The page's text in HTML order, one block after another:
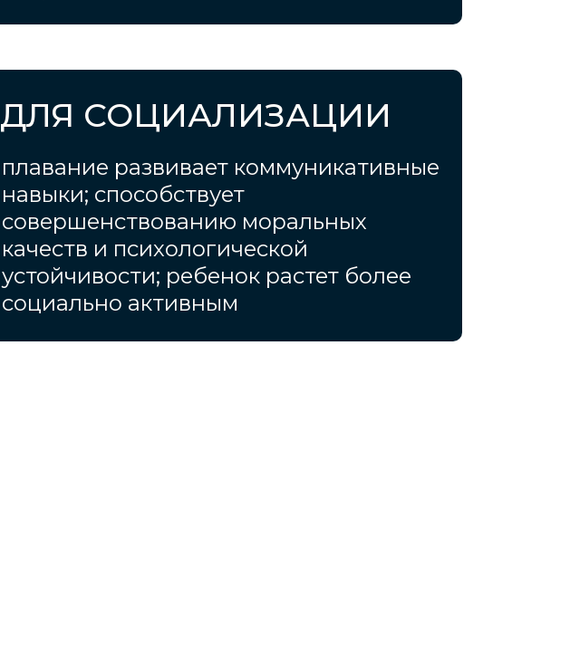
ДЛЯ СОЦИАЛИЗАЦИИ
плавание развивает коммуникативные
навыки; способствует
совершенствованию моральных
качеств и психологической
устойчивости; ребенок растет более
социально активным